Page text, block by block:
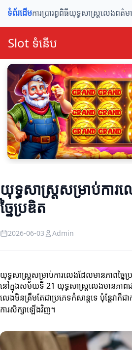
ទំព័រដើមការប្រារព្ធពិធីយុទ្ធសាស្ត្រលេងពត៌ម
Slot ទំនើប
យុទ្ធសាស្ត្រសម្រាប់កា
ច្នៃប្រឌិត
2026-06-03 Admin
យុទ្ធសាស្ត្រសម្រាប់ការលេងដែលមានភាពច្នៃប្
នៅក្នុងសម័យទី 21 យុទ្ធសាស្ត្រលេងមានភាពជា
លេងមិនត្រឹមតែជាប្រភេទកំសាន្តទេ ប៉ុន្តែវាក៏ជា
ការសិក្សាឡើងវិញ។